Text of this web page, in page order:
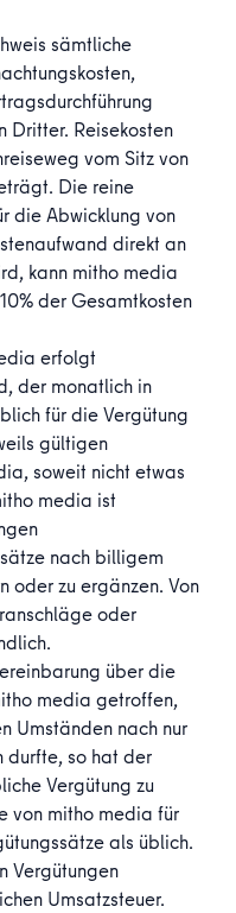
sämtliche
Reisekosten
vom Sitz von
Die reine
die Abwicklung von
direkt an
kann mitho media
der Gesamtkosten
erfolgt
der monatlich in
für die Vergütung
gültigen
soweit nicht etwas
media ist
nach billigem
oder zu ergänzen. Von
oder
über die
media getroffen,
Umständen nach nur
durfte, so hat der
Vergütung zu
von mitho media für
als üblich.
Vergütungen
Umsatzsteuer.